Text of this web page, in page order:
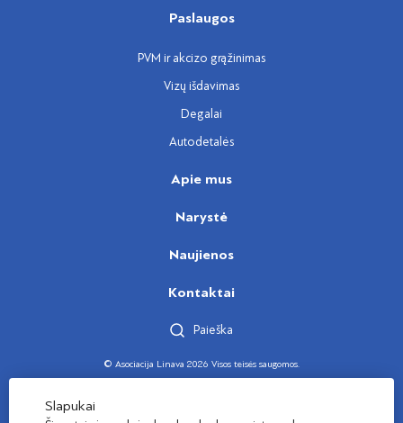
Paslaugos
PVM ir akcizo grąžinimas
Vizų išdavimas
Degalai
Autodetalės
Apie mus
Narystė
Naujienos
Kontaktai
Paieška
© Asociacija Linava 2026 Visos teisės saugomos.
Slapukai